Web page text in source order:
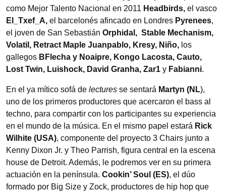
como Mejor Talento Nacional en 2011 Headbirds, el vasco
El_Txef_A, el barcelonés afincado en Londres Pyrenees,
el joven de San Sebastián Orphidal, Stable Mechanism,
Volatil, Retract Maple Juanpablo, Kresy, Niño, los
gallegos BFlecha y Noaipre, Kongo Lacosta, Cauto,
Lost Twin, Luishock, David Granha, Zar1 y Fabianni.
En el ya mítico sofá de lectures se sentará Martyn (NL),
uno de los primeros productores que acercaron el bass al
techno, para compartir con los participantes su experiencia
en el mundo de la música. En el mismo papel estará Rick
Wilhite (USA), componente del proyecto 3 Chairs junto a
Kenny Dixon Jr. y Theo Parrish, figura central en la escena
house de Detroit. Además, le podremos ver en su primera
actuación en la península. Cookin’ Soul (ES), el dúo
formado por Big Size y Zock, productores de hip hop que